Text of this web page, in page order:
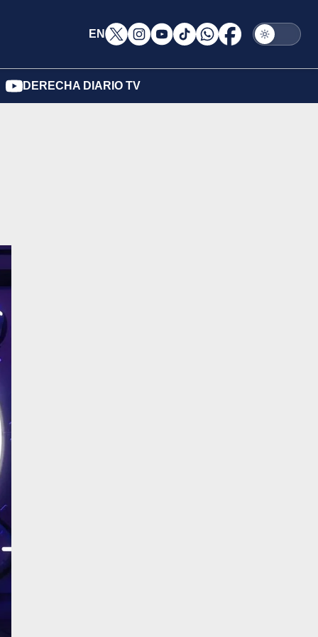
EN
DERECHA DIARIO TV